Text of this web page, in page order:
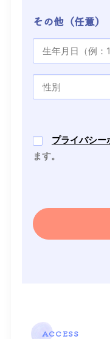
その他（任意）
プライバシー
ます。
ACCESS